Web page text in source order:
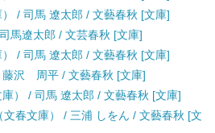
/ 司馬 遼太郎 / 文藝春秋 [文庫]
馬遼太郎 / 文芸春秋 [文庫]
/ 司馬 遼太郎 / 文藝春秋 [文庫]
藤沢 周平 / 文藝春秋 [文庫]
） / 司馬 遼太郎 / 文藝春秋 [文庫]
春文庫） / 三浦 しをん / 文藝春秋 [文